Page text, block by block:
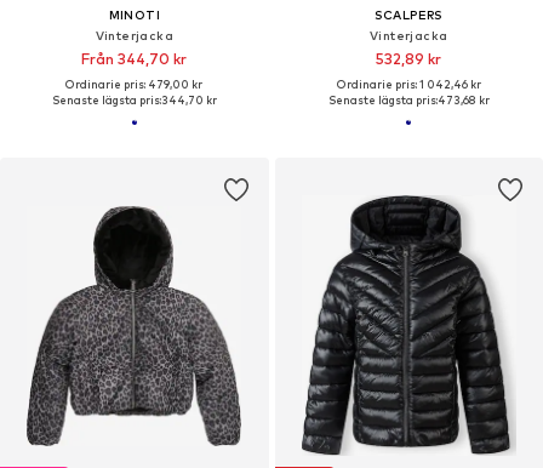
MINOTI
Vinterjacka
Från 344,70 kr
Ordinarie pris: 479,00 kr
Senaste lägsta pris:344,70 kr
SCALPERS
Vinterjacka
532,89 kr
Ordinarie pris: 1 042,46 kr
Senaste lägsta pris:473,68 kr